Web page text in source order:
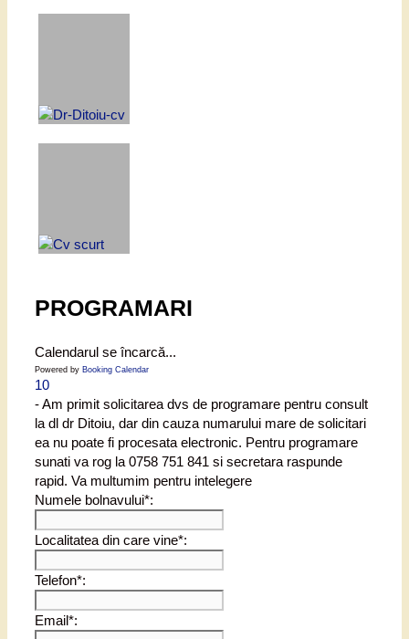
PROGRAMARI
Calendarul se încarcă...
Powered by Booking Calendar
10
- Am primit solicitarea dvs de programare pentru consult
la dl dr Ditoiu, dar din cauza numarului mare de solicitari
ea nu poate fi procesata electronic. Pentru programare
sunati va rog la 0758 751 841 si secretara raspunde
rapid. Va multumim pentru intelegere
Numele bolnavului*:
Localitatea din care vine*:
Telefon*:
Email*: